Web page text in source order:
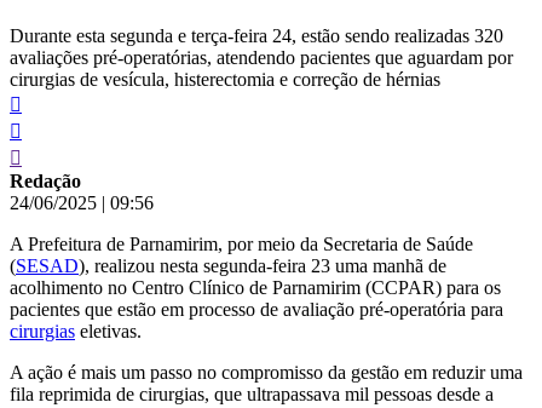
Durante esta segunda e terça-feira 24, estão sendo realizadas 320
avaliações pré-operatórias, atendendo pacientes que aguardam por
cirurgias de vesícula, histerectomia e correção de hérnias
Redação
24/06/2025 | 09:56
A Prefeitura de Parnamirim, por meio da Secretaria de Saúde
(SESAD), realizou nesta segunda-feira 23 uma manhã de
acolhimento no Centro Clínico de Parnamirim (CCPAR) para os
pacientes que estão em processo de avaliação pré-operatória para
cirurgias eletivas.
A ação é mais um passo no compromisso da gestão em reduzir uma
fila reprimida de cirurgias, que ultrapassava mil pessoas desde a